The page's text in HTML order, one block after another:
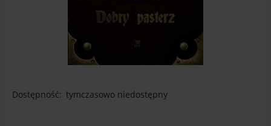
Dostępność: tymczasowo niedostępny